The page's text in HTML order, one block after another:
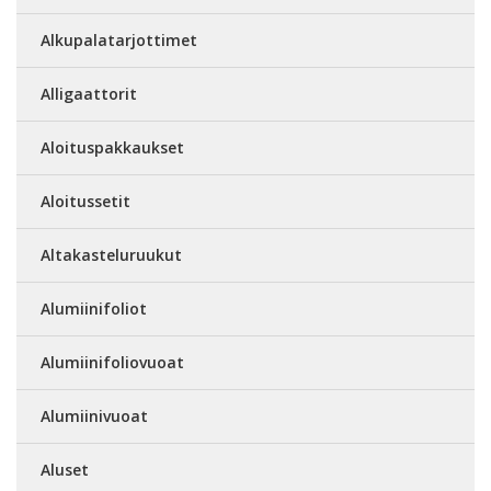
Alkupalatarjottimet
Alligaattorit
Aloituspakkaukset
Aloitussetit
Altakasteluruukut
Alumiinifoliot
Alumiinifoliovuoat
Alumiinivuoat
Aluset